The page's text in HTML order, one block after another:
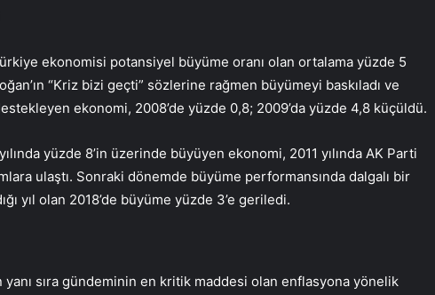
ekonomisi potansiyel büyüme oranı olan ortalama yüzde 5
“Kriz bizi geçti” sözlerine rağmen büyümeyi baskıladı ve
ekonomi, 2008’de yüzde 0,8; 2009’da yüzde 4,8 küçüldü.
yüzde 8’in üzerinde büyüyen ekonomi, 2011 yılında AK Parti
ulaştı. Sonraki dönemde büyüme performansında dalgalı bir
yıl olan 2018’de büyüme yüzde 3’e geriledi.
yanı sıra gündeminin en kritik maddesi olan enflasyona yönelik